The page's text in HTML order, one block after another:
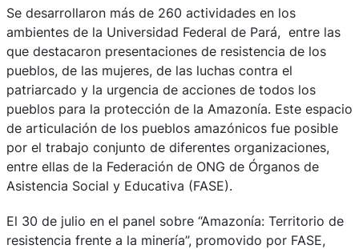
Se desarrollaron más de 260 actividades en los
ambientes de la Universidad Federal de Pará, entre las
que destacaron presentaciones de resistencia de los
pueblos, de las mujeres, de las luchas contra el
patriarcado y la urgencia de acciones de todos los
pueblos para la protección de la Amazonía. Este espacio
de articulación de los pueblos amazónicos fue posible
por el trabajo conjunto de diferentes organizaciones,
entre ellas de la Federación de ONG de Órganos de
Asistencia Social y Educativa (FASE).
El 30 de julio en el panel sobre “Amazonía: Territorio de
resistencia frente a la minería”, promovido por FASE,